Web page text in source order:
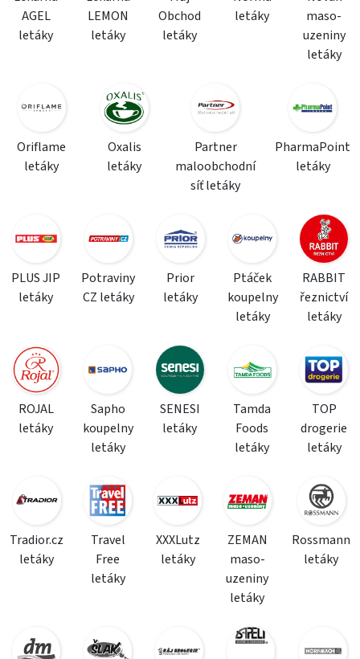
AGEL
letáky
LEMON
letáky
Obchod
letáky
letáky
maso-
uzeniny
letáky
Oriflame
letáky
Oxalis
letáky
Partner
maloobchodní
síť letáky
PharmaPoint
letáky
PLUS JIP
letáky
Potraviny
CZ letáky
Prior
letáky
Ptáček
koupelny
letáky
RABBIT
řeznictví
letáky
ROJAL
letáky
Sapho
koupelny
letáky
SENESI
letáky
Tamda
Foods
letáky
TOP
drogerie
letáky
Tradior.cz
letáky
Travel
Free
letáky
XXXLutz
letáky
ZEMAN
maso-
uzeniny
letáky
Rossmann
letáky